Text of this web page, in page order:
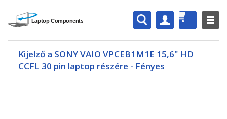
Kijelző a SONY VAIO VPCEB1M1E 15,6" HD
CCFL 30 pin laptop részére - Fényes